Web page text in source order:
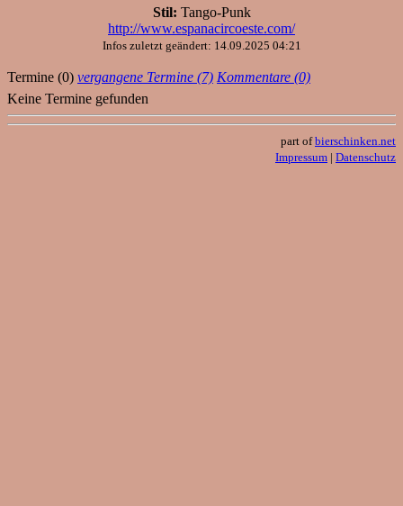
Stil: Tango-Punk
http://www.espanacircoeste.com/
Infos zuletzt geändert: 14.09.2025 04:21
Termine (0) vergangene Termine (7) Kommentare (0)
Keine Termine gefunden
part ofbierschinken.net
Impressum | Datenschutz